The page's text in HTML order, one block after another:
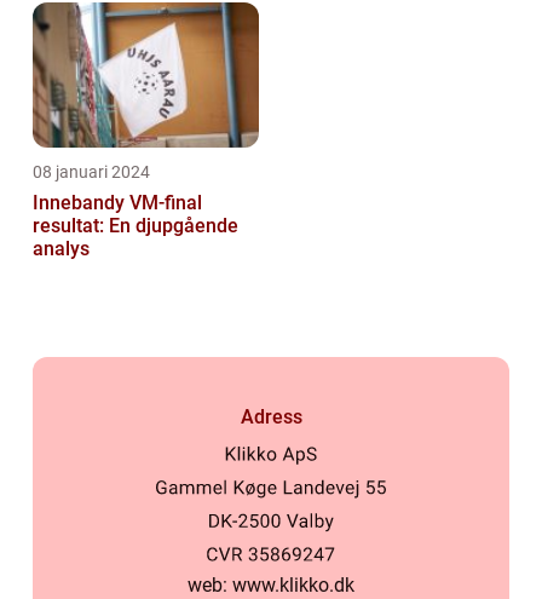
08 januari 2024
Innebandy VM-final
resultat: En djupgående
analys
Adress
web: www.klikko.dk